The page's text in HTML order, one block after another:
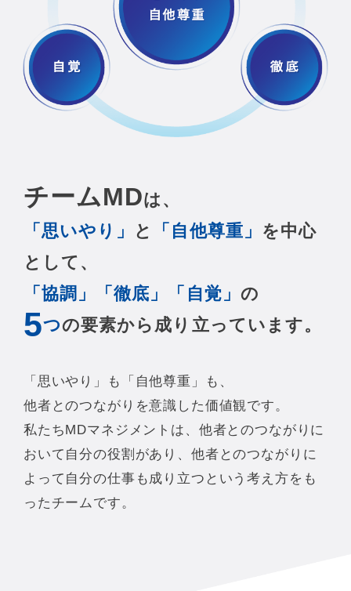
チームMDは、
「思いやり」
と 「自他尊重」 を中心
として、
「協調」「徹底」「自覚」 の
5つの要素から成り立っています。
「思いやり」も「自他尊重」も、
他者とのつながりを意識した価値観です。
私たちMDマネジメントは、他者とのつながりに
おいて 自分の役割があり、他者とのつながりに
よって 自分の仕事も成り立つという考え方をも
ったチームです。